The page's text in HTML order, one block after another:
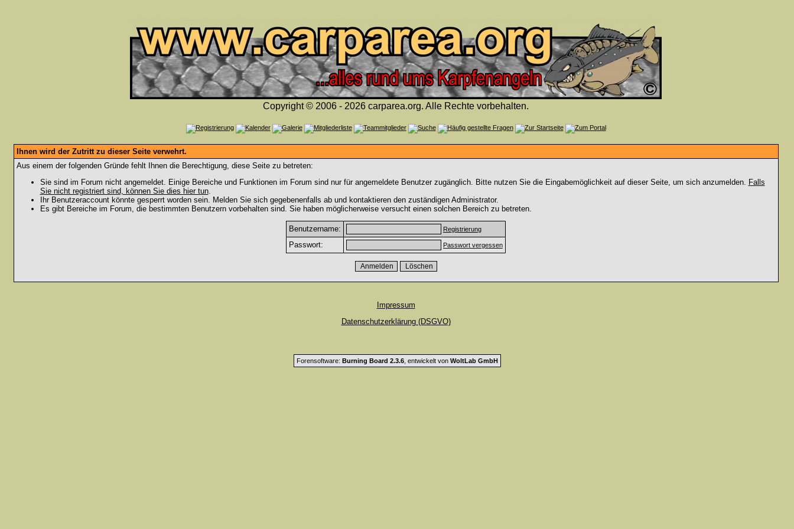
Copyright © 2006 - 2026 carparea.org. Alle Rechte vorbehalten.
Ihnen wird der Zutritt zu dieser Seite verwehrt.
Aus einem der folgenden Gründe fehlt Ihnen die Berechtigung, diese Seite zu betreten:
Sie sind im Forum nicht angemeldet. Einige Bereiche und Funktionen im Forum sind nur für angemeldete Benutzer zugänglich. Bitte nutzen Sie die Eingabemöglichkeit auf dieser Seite, um sich anzumelden. Falls
Sie nicht registriert sind, können Sie dies hier tun.
Ihr Benutzeraccount könnte gesperrt worden sein. Melden Sie sich gegebenenfalls ab und kontaktieren den zuständigen Administrator.
Es gibt Bereiche im Forum, die bestimmten Benutzern vorbehalten sind. Sie haben möglicherweise versucht einen solchen Bereich zu betreten.
Benutzername: Registrierung
Passwort: Passwort vergessen
Impressum
Datenschutzerklärung (DSGVO)
Forensoftware: Burning Board 2.3.6, entwickelt von WoltLab GmbH